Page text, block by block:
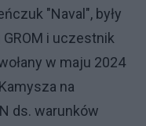
"Naval", były
i uczestnik
w maju 2024
na
ds. warunków